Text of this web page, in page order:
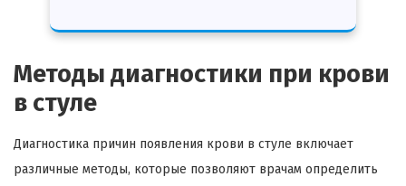
Методы диагностики при крови
в стуле
Диагностика причин появления крови в стуле включает
различные методы, которые позволяют врачам определить